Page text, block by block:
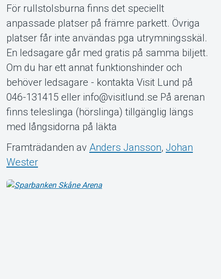
För rullstolsburna finns det speciellt
anpassade platser på främre parkett. Övriga
platser får inte användas pga utrymningsskäl.
En ledsagare går med gratis på samma biljett.
Om du har ett annat funktionshinder och
behöver ledsagare - kontakta Visit Lund på
046-131415 eller info@visitlund.se På arenan
finns teleslinga (hörslinga) tillgänglig längs
med långsidorna på läkta
Framträdanden av Anders Jansson, Johan
Wester